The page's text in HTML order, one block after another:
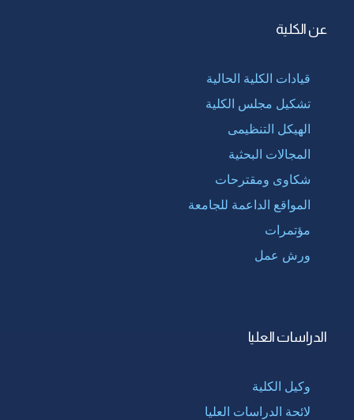
عن الكلية
قيادات الكلية الحالية
تشكيل مجلس الكلية
الهيكل التنظيمى
المجالات البحثية
شكاوى ومقترحات
المواقع الداعمة للجامعة
مؤتمرات
ورش عمل
الدراسات العليا
وكيل الكلية
لائحة الدراسات العليا